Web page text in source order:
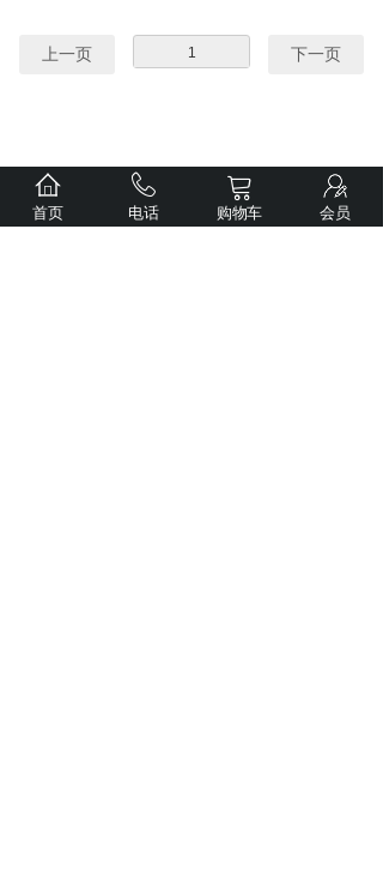
上一页 1 下一页
首页 电话 购物车 会员